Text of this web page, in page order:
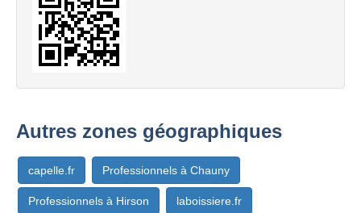
Autres zones géographiques
capelle.fr Professionnels à Chauny
Professionnels à Hirson laboissiere.fr